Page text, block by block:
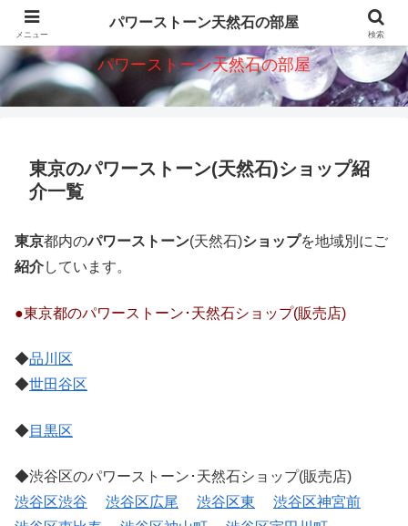
パワーストーン天然石意味・効果・ショップを紹介
パワーストーン天然石の部屋
東京のパワーストーン(天然石)ショップ紹
介一覧
東京都内のパワーストーン(天然石)ショップを地域別にご
紹介しています。
●東京都のパワーストーン･天然石ショップ(販売店)
◆品川区
◆世田谷区
◆目黒区
◆渋谷区のパワーストーン･天然石ショップ(販売店)
渋谷区渋谷
渋谷区広尾 渋谷区東
渋谷区神宮前
メニュー
パワーストーン天然石の部屋
検索